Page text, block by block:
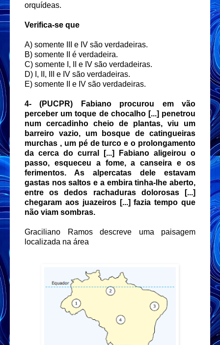
orquídeas.
Verifica-se que
A) somente III e IV são verdadeiras.
B) somente II é verdadeira.
C) somente I, II e IV são verdadeiras.
D) I, II, III e IV são verdadeiras.
E) somente II e IV são verdadeiras.
4- (PUCPR) Fabiano procurou em vão
perceber um toque de chocalho [...] penetrou
num cercadinho cheio de plantas, viu um
barreiro vazio, um bosque de catingueiras
murchas , um pé de turco e o prolongamento
da cerca do curral [...] Fabiano aligeirou o
passo, esqueceu a fome, a canseira e os
ferimentos. As alpercatas dele estavam
gastas nos saltos e a embira tinha-lhe aberto,
entre os dedos rachaduras dolorosas [...]
chegaram aos juazeiros [...] fazia tempo que
não viam sombras.
Graciliano Ramos descreve uma paisagem
localizada na área